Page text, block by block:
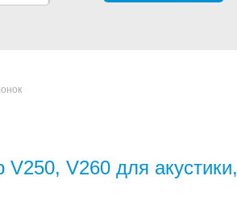
V250, V260 для акустики,